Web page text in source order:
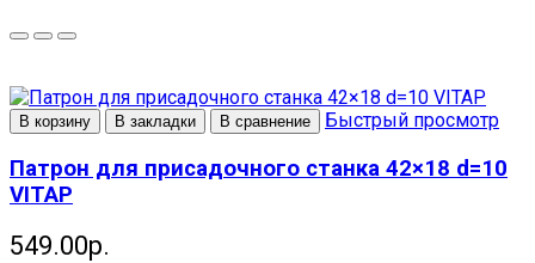
В корзину В закладки В сравнение Быстрый просмотр
Патрон для присадочного станка 42×18 d=10
VITAP
549.00р.